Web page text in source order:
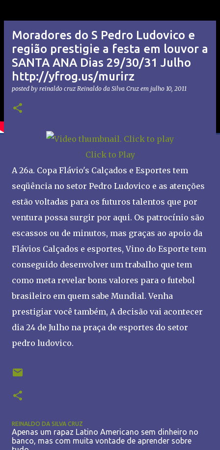
Moradores do S Pedro Ludovico e
região prestigie a festa em louvor a
SANTA ANA Dias 29/30/31 Julho
http://yfrog.us/murirz
posted by reinaldo cruz Reinaldo da Silva Cruz em julho 10, 2011
Click to Play
A 26a. Copa Flávio's Calçados e Esportes tem
seqüência no setor Pedro Ludovico e as atenções
estão voltadas para os futuros talentos que por
ventura possa surgir por aqui. Os patrocínio são
escassos ou de minutos, mas graças ao apoio da
Flávios Calçados e esportes, Vino do Esporte tem
conseguido desenvolver um trabalho que tem
como meta revelar bons valores para o futebol
brasileiro em quem sabe Mundial. Venha
prestigiar você também, A decisão vai acontecer
dia 24 de Julho na praça de esportes do setor
pedro ludovico.
REINALDO DA SILVA CRUZ
Apenas um rapaz Latino Americano sem dinheiro no
banco, mas com muita vontade de aprender sobre